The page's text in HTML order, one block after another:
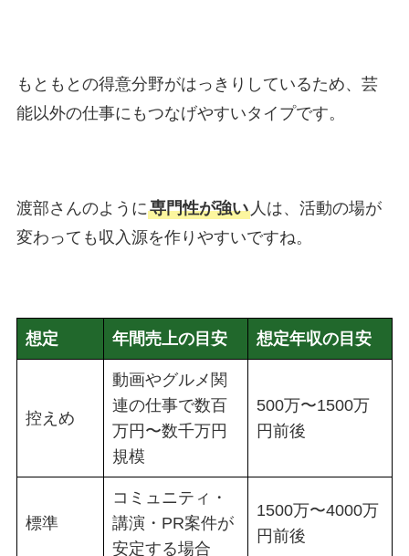
もともとの得意分野がはっきりしているため、芸
能以外の仕事にもつなげやすいタイプです。
渡部さんのように専門性が強い人は、活動の場が
変わっても収入源を作りやすいですね。
想定 年間売上の目安 想定年収の目安
控えめ
動画やグルメ関
連の仕事で数百
万円〜数千万円
規模
500万〜1500万
円前後
標準
コミュニティ・
講演・PR案件が
安定する場合
1500万〜4000万
円前後